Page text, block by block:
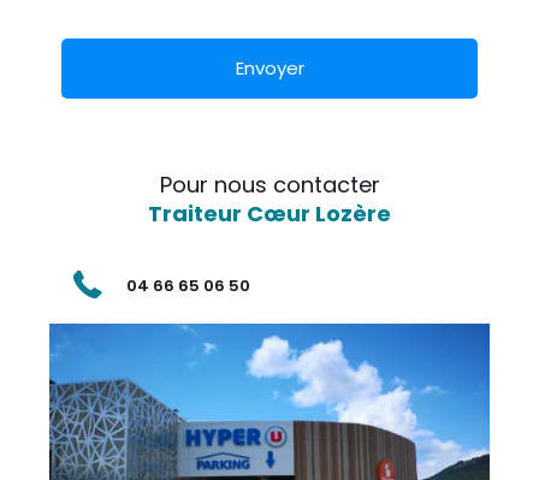
Pour nous contacter
Traiteur Cœur Lozère
04 66 65 06 50